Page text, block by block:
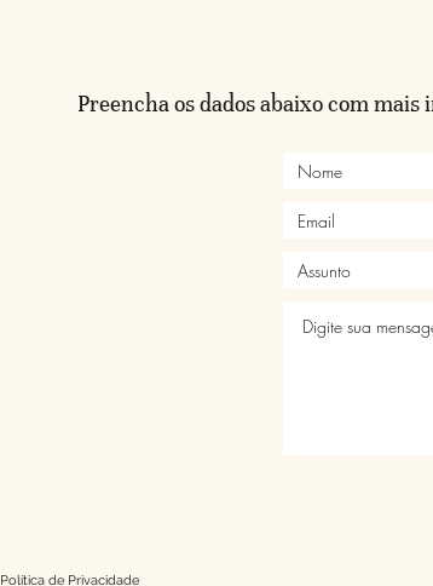
Preencha os dados abaixo com
Política de Privacidade